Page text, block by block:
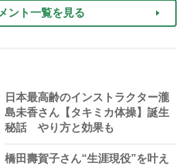
ント一覧を見る
日本最高齢のインストラクター瀧
島未香さん【タキミカ体操】誕生
秘話 やり方と効果も
橋田壽賀子さん“生涯現役”を叶え